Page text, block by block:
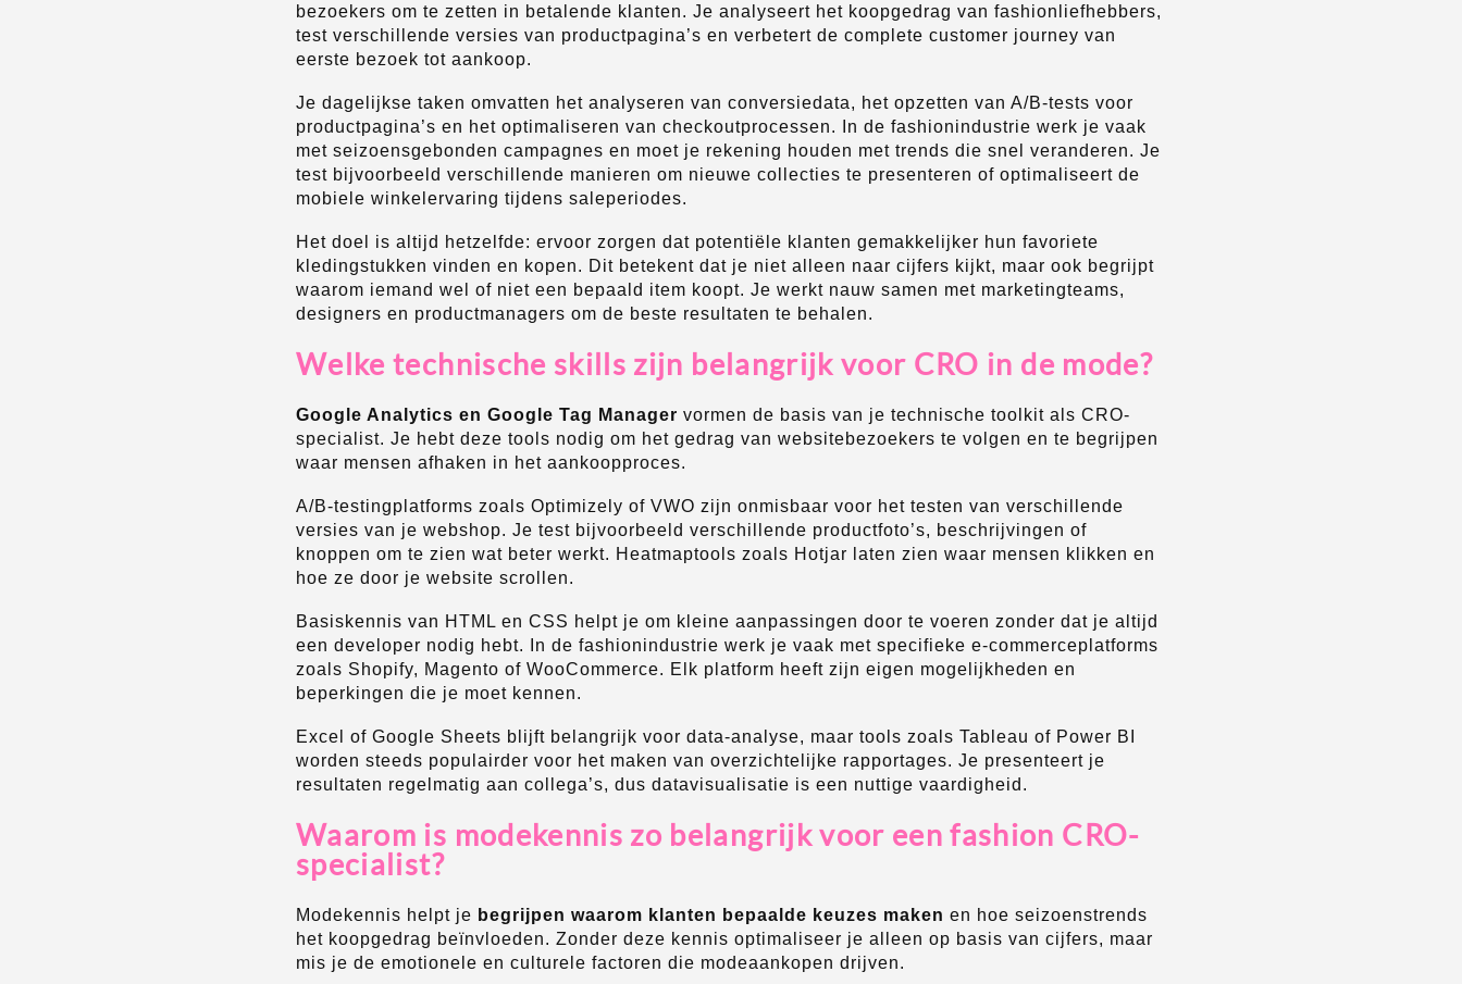
bezoekers om te zetten in betalende klanten. Je analyseert het koopgedrag van fashionliefhebbers,
test verschillende versies van productpagina’s en verbetert de complete customer journey van
eerste bezoek tot aankoop.
Je dagelijkse taken omvatten het analyseren van conversiedata, het opzetten van A/B-tests voor
productpagina’s en het optimaliseren van checkoutprocessen. In de fashionindustrie werk je vaak
met seizoensgebonden campagnes en moet je rekening houden met trends die snel veranderen. Je
test bijvoorbeeld verschillende manieren om nieuwe collecties te presenteren of optimaliseert de
mobiele winkelervaring tijdens saleperiodes.
Het doel is altijd hetzelfde: ervoor zorgen dat potentiële klanten gemakkelijker hun favoriete
kledingstukken vinden en kopen. Dit betekent dat je niet alleen naar cijfers kijkt, maar ook begrijpt
waarom iemand wel of niet een bepaald item koopt. Je werkt nauw samen met marketingteams,
designers en productmanagers om de beste resultaten te behalen.
Welke technische skills zijn belangrijk voor CRO in de mode?
Google Analytics en Google Tag Manager vormen de basis van je technische toolkit als CRO-
specialist. Je hebt deze tools nodig om het gedrag van websitebezoekers te volgen en te begrijpen
waar mensen afhaken in het aankoopproces.
A/B-testingplatforms zoals Optimizely of VWO zijn onmisbaar voor het testen van verschillende
versies van je webshop. Je test bijvoorbeeld verschillende productfoto’s, beschrijvingen of
knoppen om te zien wat beter werkt. Heatmaptools zoals Hotjar laten zien waar mensen klikken en
hoe ze door je website scrollen.
Basiskennis van HTML en CSS helpt je om kleine aanpassingen door te voeren zonder dat je altijd
een developer nodig hebt. In de fashionindustrie werk je vaak met specifieke e-commerceplatforms
zoals Shopify, Magento of WooCommerce. Elk platform heeft zijn eigen mogelijkheden en
beperkingen die je moet kennen.
Excel of Google Sheets blijft belangrijk voor data-analyse, maar tools zoals Tableau of Power BI
worden steeds populairder voor het maken van overzichtelijke rapportages. Je presenteert je
resultaten regelmatig aan collega’s, dus datavisualisatie is een nuttige vaardigheid.
Waarom is modekennis zo belangrijk voor een fashion CRO-
specialist?
Modekennis helpt je begrijpen waarom klanten bepaalde keuzes maken en hoe seizoenstrends
het koopgedrag beïnvloeden. Zonder deze kennis optimaliseer je alleen op basis van cijfers, maar
mis je de emotionele en culturele factoren die modeaankopen drijven.